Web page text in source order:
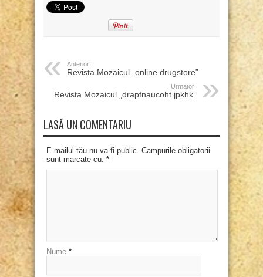
Anterior:
Revista Mozaicul „online drugstore”
Urmator:
Revista Mozaicul „drapfnaucoht jpkhk”
LASĂ UN COMENTARIU
E-mailul tău nu va fi public. Campurile obligatorii
sunt marcate cu: *
Nume *